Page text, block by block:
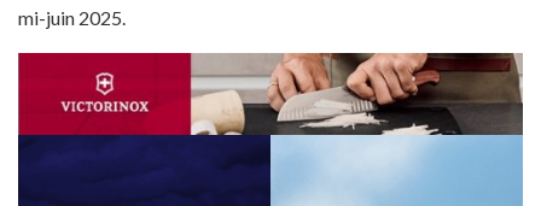
mi-juin 2025.